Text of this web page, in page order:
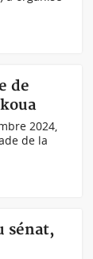
de
2024,
de la
sénat,